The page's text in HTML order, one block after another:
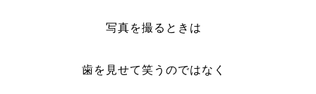
写真を撮るときは
歯を見せて笑うのではなく